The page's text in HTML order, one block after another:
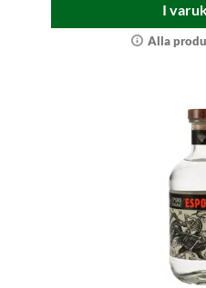
I
Alla